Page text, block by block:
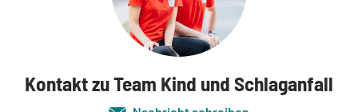
Kontakt zu Team Kind und Schlaganfall